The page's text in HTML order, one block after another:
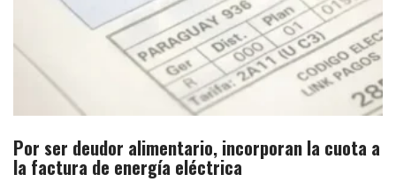
Por ser deudor alimentario, incorporan la cuota a
la factura de energía eléctrica